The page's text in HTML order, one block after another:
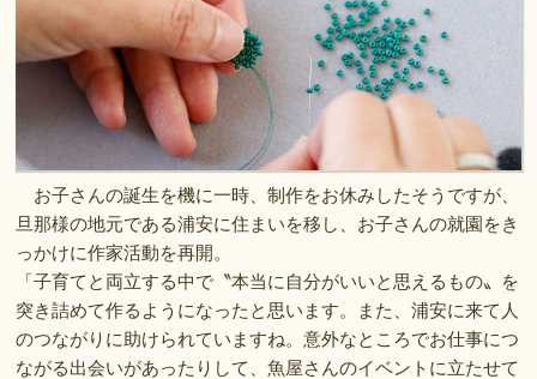
お子さんの誕生を機に一時、制作をお休みしたそうですが、
旦那様の地元である浦安に住まいを移し、お子さんの就園をき
っかけに作家活動を再開。
「子育てと両立する中で〝本当に自分がいいと思えるもの〟を
突き詰めて作るようになったと思います。また、浦安に来て人
のつながりに助けられていますね。意外なところでお仕事につ
ながる出会いがあったりして、魚屋さんのイベントに立たせて